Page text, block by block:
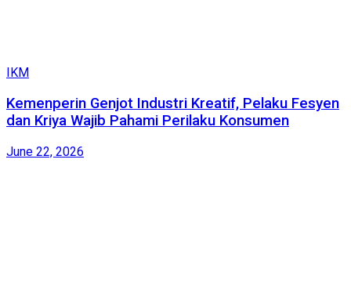
IKM
Kemenperin Genjot Industri Kreatif, Pelaku Fesyen
dan Kriya Wajib Pahami Perilaku Konsumen
June 22, 2026